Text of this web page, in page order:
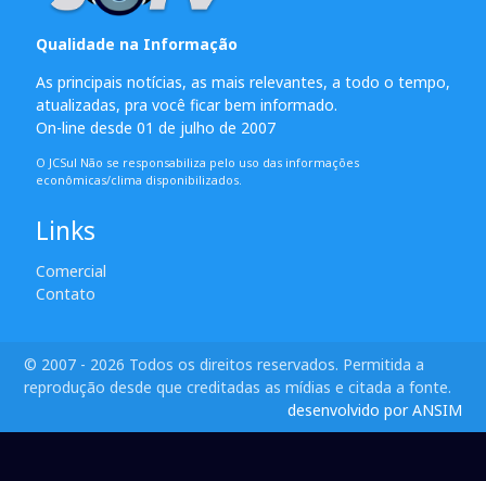
Qualidade na Informação
As principais notícias, as mais relevantes, a todo o tempo,
atualizadas, pra você ficar bem informado.
On-line desde 01 de julho de 2007
O JCSul Não se responsabiliza pelo uso das informações
econômicas/clima disponibilizados.
Links
Comercial
Contato
© 2007 - 2026 Todos os direitos reservados. Permitida a
reprodução desde que creditadas as mídias e citada a fonte.
desenvolvido por ANSIM